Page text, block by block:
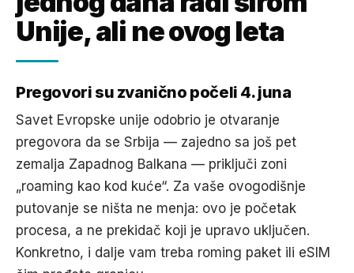
Unije, ali ne ovog leta
Pregovori su zvanično počeli 4. juna
Savet Evropske unije odobrio je otvaranje
pregovora da se Srbija — zajedno sa još pet
zemalja Zapadnog Balkana — priključi zoni
„roaming kao kod kuće“. Za vaše ovogodišnje
putovanje se ništa ne menja: ovo je početak
procesa, a ne prekidač koji je upravo uključen.
Konkretno, i dalje vam treba roming paket ili eSIM